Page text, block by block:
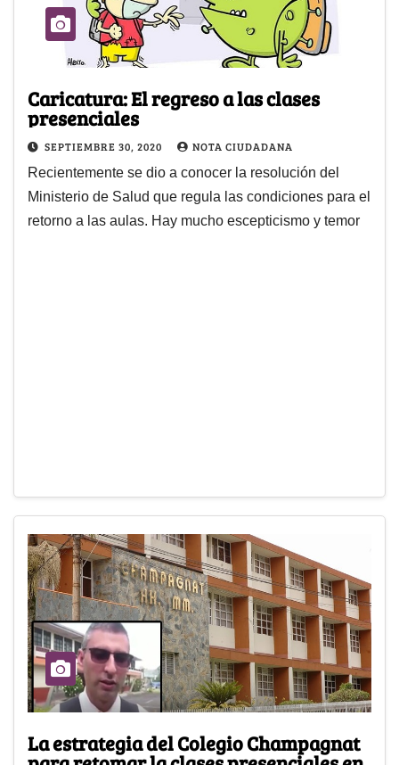
Caricatura: El regreso a las clases
presenciales
SEPTIEMBRE 30, 2020 NOTA CIUDADANA
Recientemente se dio a conocer la resolución del
Ministerio de Salud que regula las condiciones para el
retorno a las aulas. Hay mucho escepticismo y temor
La estrategia del Colegio Champagnat